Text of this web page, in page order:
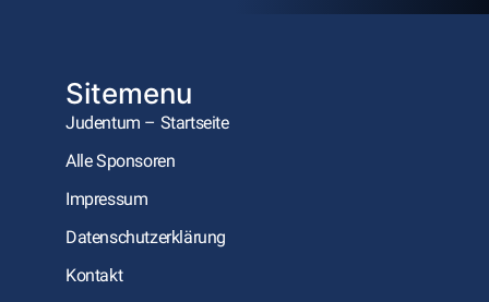
Sitemenu
Judentum – Startseite
Alle Sponsoren
Impressum
Datenschutzerklärung
Kontakt